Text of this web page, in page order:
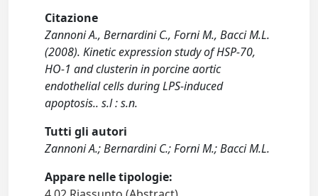
Citazione
Zannoni A., Bernardini C., Forni M., Bacci M.L.
(2008). Kinetic expression study of HSP-70,
HO-1 and clusterin in porcine aortic
endothelial cells during LPS-induced
apoptosis.. s.l : s.n.
Tutti gli autori
Zannoni A.; Bernardini C.; Forni M.; Bacci M.L.
Appare nelle tipologie: